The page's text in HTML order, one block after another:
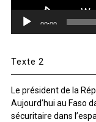
00:00
Texte 2
Le président de la
Aujourd’hui au Faso
sécuritaire dans